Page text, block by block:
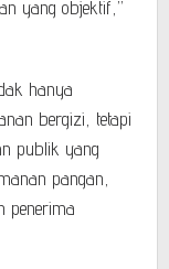
yang objektif,”
hanya
bergizi, tetapi
publik yang
pangan,
penerima